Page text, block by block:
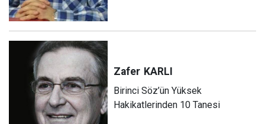
Zafer KARLI
Birinci Söz’ün Yüksek
Hakikatlerinden 10 Tanesi